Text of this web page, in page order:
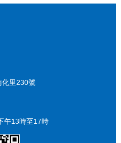
里230號
午13時至17時